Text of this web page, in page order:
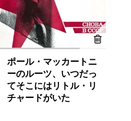
ポール・マッカートニ
ーのルーツ、いつだっ
てそこにはリトル・リ
チャードがいた